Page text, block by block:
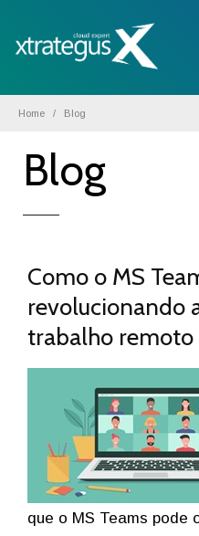
Home Blog
Blog
Como o MS
revolucionando
trabalho remoto
que o MS Teams pode